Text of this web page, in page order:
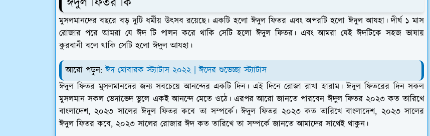
মুসলমানদের বছরে বড় দুটি ধর্মীয় উৎসব রয়েছে। একটি হলো ঈদুল ফিতর এবং অপরটি হলো ঈদুল আযহা। দীর্ঘ ১ মাস
রোজার পরে আমরা যে ঈদ টি পালন করে থাকি সেটি হলো ঈদুল ফিতর। এবং আমরা যেই ঈদটিকে সহজ ভাষায়
কুরবানী বলে থাকি সেটি হলো ঈদুল আযহা।
আরো পড়ুন:ঈদ মোবারক স্ট্যাটাস ২০২২ | ঈদের শুভেচ্ছা স্ট্যাটাস
ঈদুল ফিতর মুসলমানদের জন্য সবচেয়ে আনন্দের একটি দিন‌। এই দিনে রোজা রাখা হারাম। ঈদুল ফিতরের দিন সকল
মুসলমান সকল ভেদাভেদ ভুলে একই আনন্দে মেতে ওঠে। এরপর আরো জানতে পারবেন ঈদুল ফিতর ২০২৩ কত তারিখে
বাংলাদেশ, ২০২৩ সালের ঈদুল ফিতর কবে তা সম্পর্কে। ঈদুল ফিতর ২০২৩ কত তারিখে বাংলাদেশ, ২০২৩ সালের
ঈদুল ফিতর কবে, ২০২৩ সালের রোজার ঈদ কত তারিখে তা সম্পর্কে জানতে আমাদের সাথেই থাকুন।